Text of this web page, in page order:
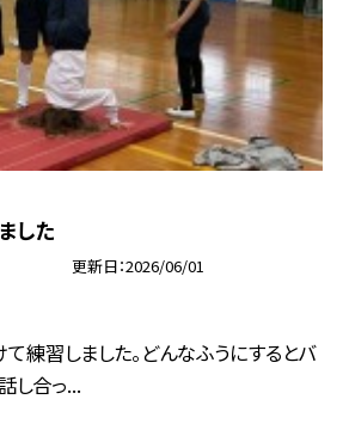
した
更新日 2026/06/01
練習しました。どんなふうにするとバ
し合っ...